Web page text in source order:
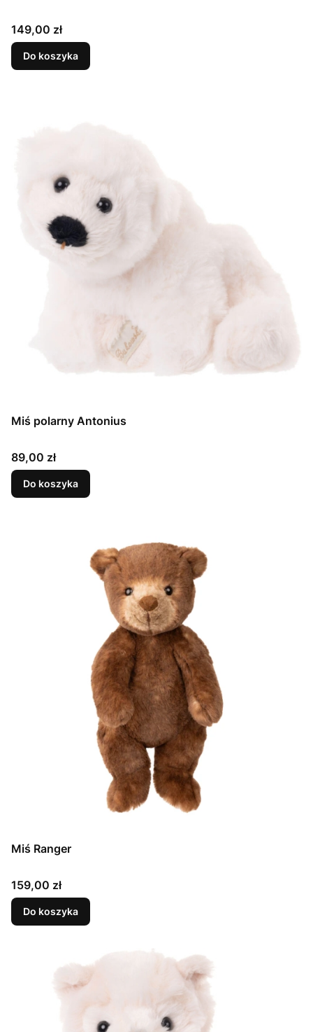
Cena
149,00 zł
Do koszyka
Miś polarny Antonius
Cena
89,00 zł
Do koszyka
Miś Ranger
Cena
159,00 zł
Do koszyka